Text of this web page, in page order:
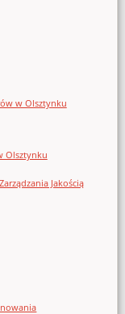
w Olsztynku
Olsztynku
Jakością